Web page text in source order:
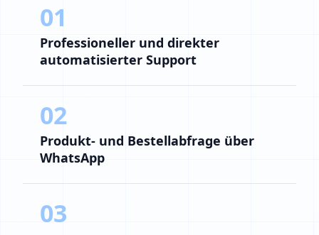
01
Professioneller und direkter
automatisierter Support
02
Produkt- und Bestellabfrage über
WhatsApp
03